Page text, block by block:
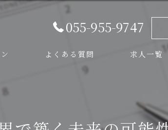
055-955-9747
よくある質問 求人一覧